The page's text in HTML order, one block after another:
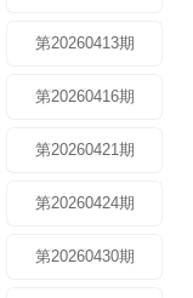
第20260413期
第20260416期
第20260421期
第20260424期
第20260430期